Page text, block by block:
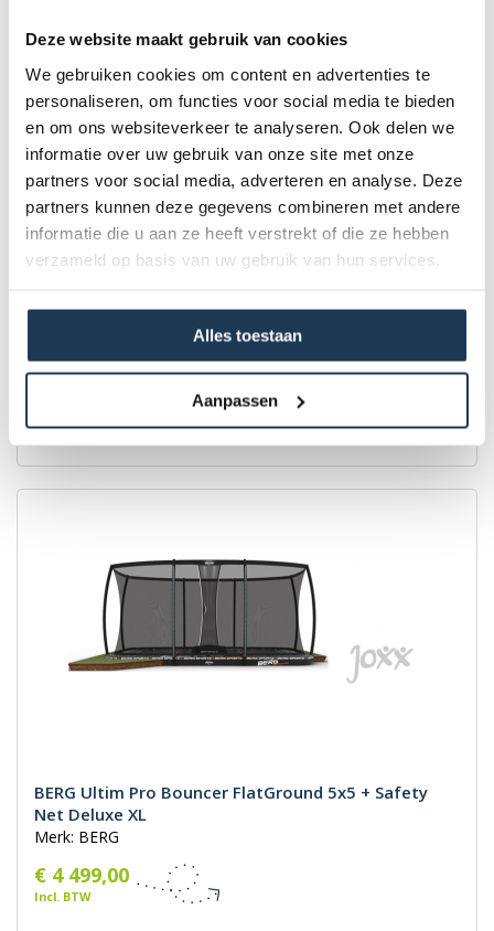
Deze website maakt gebruik van cookies
We gebruiken cookies om content en advertenties te
personaliseren, om functies voor social media te bieden
en om ons websiteverkeer te analyseren. Ook delen we
informatie over uw gebruik van onze site met onze
partners voor social media, adverteren en analyse. Deze
partners kunnen deze gegevens combineren met andere
informatie die u aan ze heeft verstrekt of die ze hebben
verzameld op basis van uw gebruik van hun services.
Alles toestaan
Aanpassen
BERG Ultim Pro Bouncer FlatGround 5x5 + AeroWall
BERG Ultim Pro Bouncer FlatGround 5x5 + Safety
Net Deluxe XL
Merk: BERG
€ 4 499,00
Incl. BTW